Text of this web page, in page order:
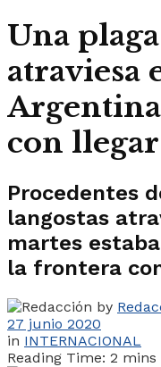
Una
atraviesa
con
Procedentes
langostas
martes
la frontera
by
27 junio 2020
in INTERNACIONAL
Reading Time: 2 mins